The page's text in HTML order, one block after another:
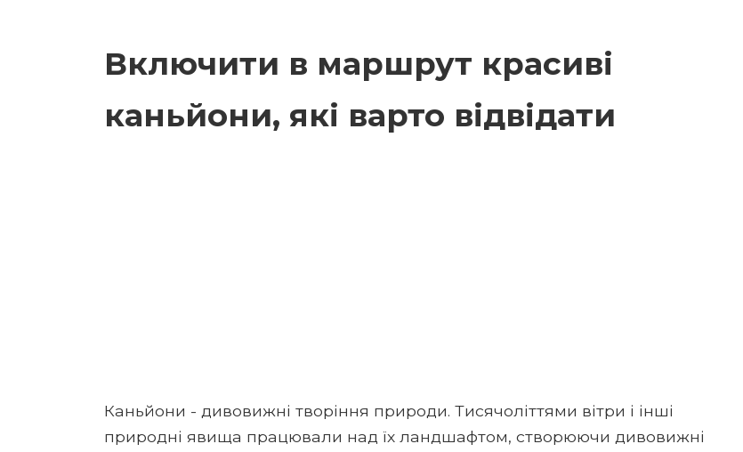
Включити в маршрут красиві
каньйони, які варто відвідати
Каньйони - дивовижні творіння природи. Тисячоліттями вітри і інші
природні явища працювали над їх ландшафтом, створюючи дивовижні